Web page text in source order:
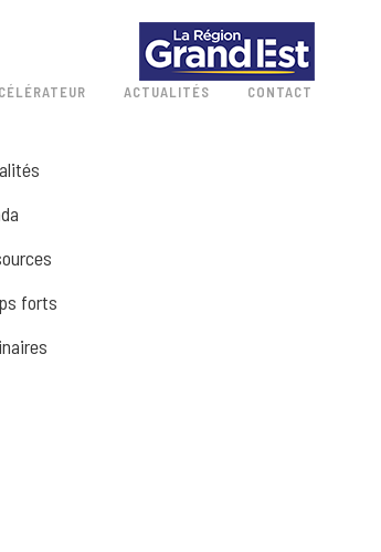
ACTUALITÉS CONTACT
forts